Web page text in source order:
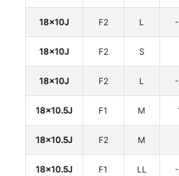
18x10J F2 L
18x10J F2 S
18x10J F2 L
18x10.5J F1 M
18x10.5J F2 M
18x10.5J F1 LL